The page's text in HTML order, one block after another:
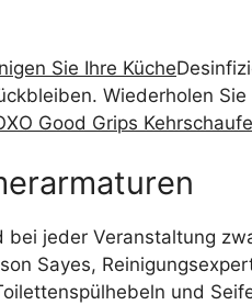
Sie Ihre Küche
Wiederholen
Good Grips
bei jeder Veranstaltung
Sayes,
und